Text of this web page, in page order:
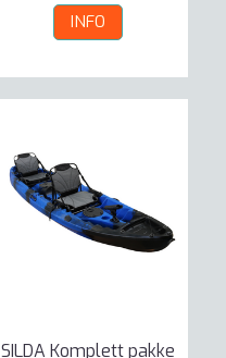
INFO
SILDA Komplett pakke